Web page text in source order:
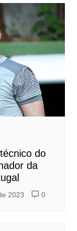
do
da
2023 0